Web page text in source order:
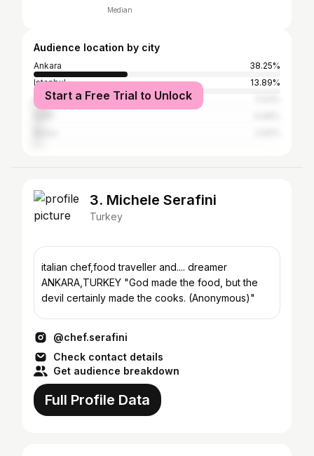
Median
Audience location by city
Ankara
38.25%
Istanbul
13.89%
Eskişehir
Start a Free Trial to Unlock
3. Michele Serafini
Turkey
italian chef,food traveller and.... dreamer
ANKARA,TURKEY "God made the food, but the
devil certainly made the cooks. (Anonymous)"
@chef.serafini
Check contact details
Get audience breakdown
Full Profile Data